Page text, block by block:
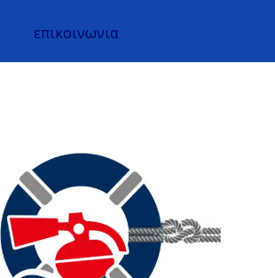
επικοινωνια